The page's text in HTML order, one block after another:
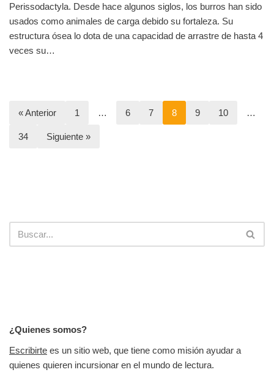
Perissodactyla. Desde hace algunos siglos, los burros han sido
usados como animales de carga debido su fortaleza. Su
estructura ósea lo dota de una capacidad de arrastre de hasta 4
veces su…
« Anterior 1 … 6 7 8 9 10 …
34 Siguiente »
¿Quienes somos?
Escribirte es un sitio web, que tiene como misión ayudar a
quienes quieren incursionar en el mundo de lectura.